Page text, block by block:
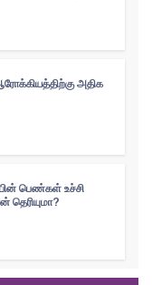
அதிக
பின் பெண்கள் உச்சி
தெரியுமா?